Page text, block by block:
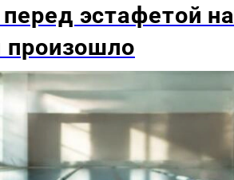
эстафетой
произошло